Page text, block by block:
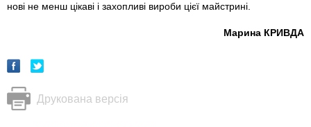
нові не менш цікаві і захопливі вироби цієї майстрині.
Марина КРИВДА
Друкована версія